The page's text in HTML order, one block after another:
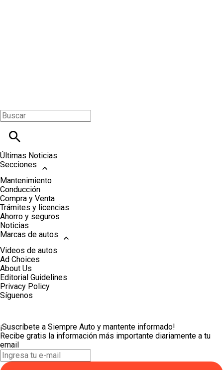
Últimas Noticias
Secciones
Mantenimiento
Conducción
Compra y Venta
Trámites y licencias
Ahorro y seguros
Noticias
Marcas de autos
Videos de autos
Ad Choices
About Us
Editorial Guidelines
Privacy Policy
Síguenos
¡Suscríbete a Siempre Auto y mantente informado!
Recibe gratis la información más importante diariamente a tu
email